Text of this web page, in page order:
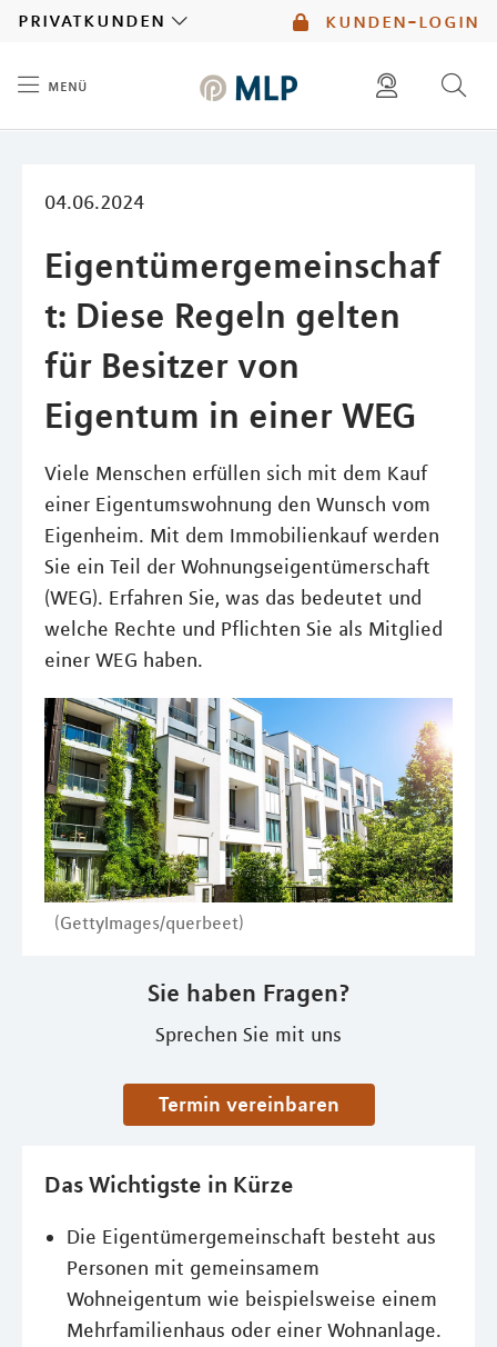
kunden-login
privatkunden
menü
04.06.2024
Eigentümergemeinschaf
t: Diese Regeln gelten
für Besitzer von
Eigentum in einer WEG
Viele Menschen erfüllen sich mit dem Kauf
einer Eigentumswohnung den Wunsch vom
Eigenheim. Mit dem Immobilienkauf werden
Sie ein Teil der Wohnungseigentümerschaft
(WEG). Erfahren Sie, was das bedeutet und
welche Rechte und Pflichten Sie als Mitglied
einer WEG haben.
(GettyImages/querbeet)
Sie haben Fragen?
Sprechen Sie mit uns
Termin vereinbaren
Das Wichtigste in Kürze
Die Eigentümergemeinschaft besteht aus
Personen mit gemeinsamem
Wohneigentum wie beispielsweise einem
Mehrfamilienhaus oder einer Wohnanlage.